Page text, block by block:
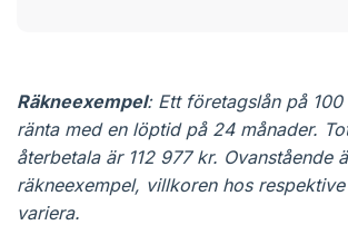
Räkneexempel: Ett företagslån på
ränta med en löptid på 24 månader.
återbetala är 112 977 kr. Ovanstående
räkneexempel, villkoren hos
variera.